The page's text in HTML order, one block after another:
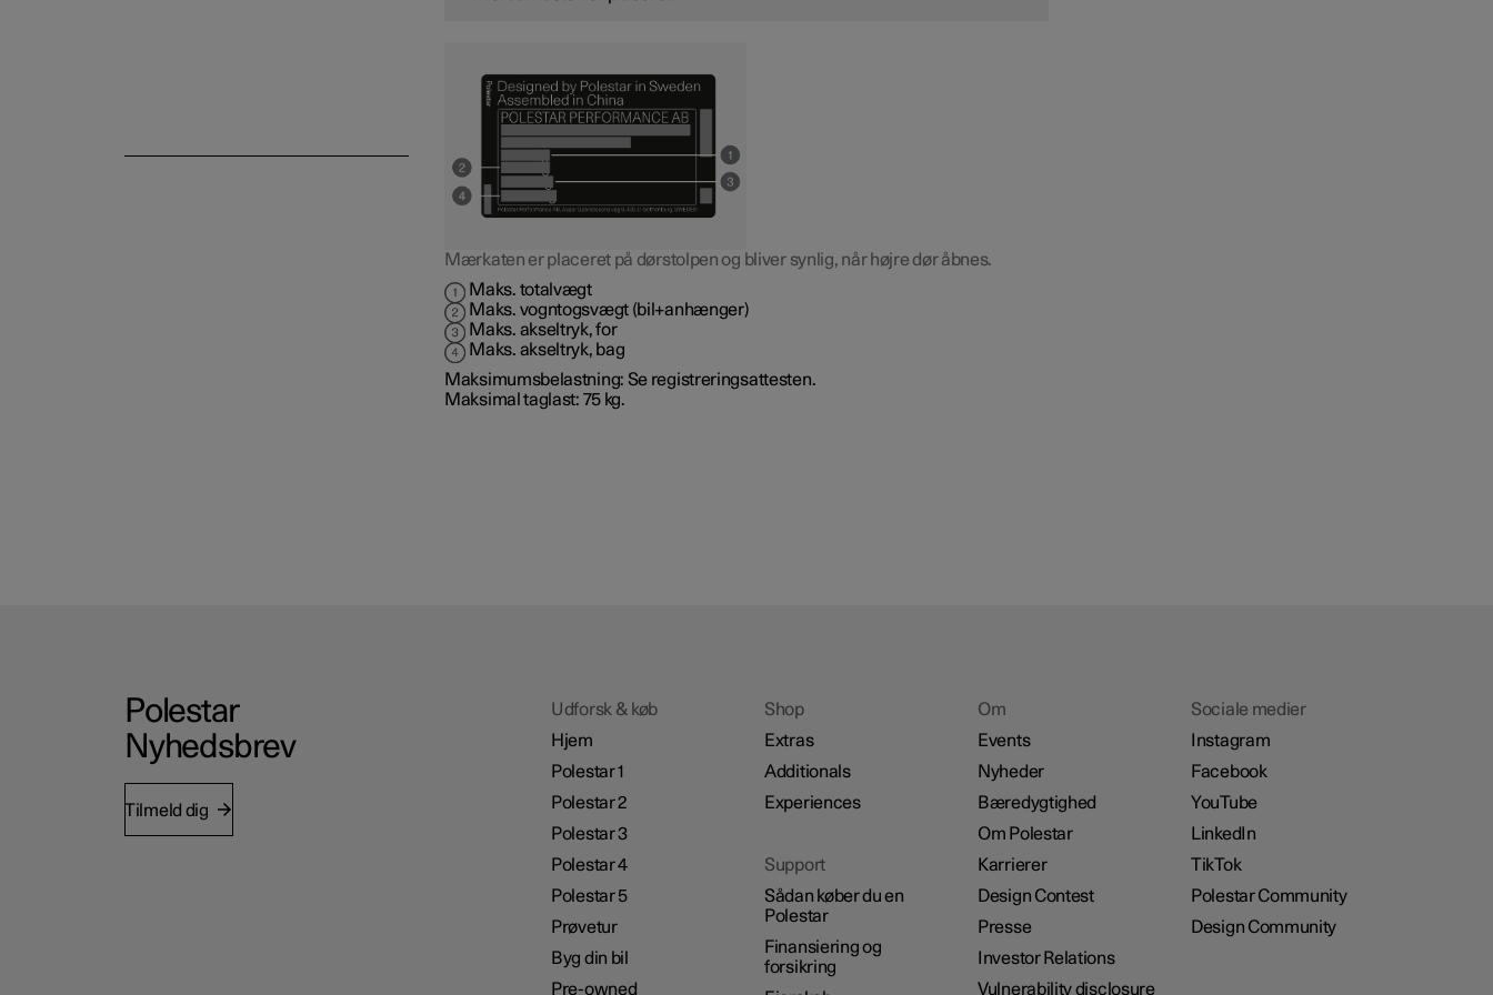
Mærkaten er placeret på dørstolpen og bliver synlig, når højre dør åbnes.
Maks. totalvægt
Maks. vogntogsvægt (bil+anhænger)
Maks. akseltryk, for
Maks. akseltryk, bag
Maksimumsbelastning: Se registreringsattesten.
Maksimal taglast: 75 kg.
Polestar
Nyhedsbrev
Tilmeld dig
Udforsk & køb
Hjem
Polestar 1
Polestar 2
Polestar 3
Polestar 4
Polestar 5
Prøvetur
Byg din bil
Pre-owned
Shop
Extras
Additionals
Experiences
Support
Sådan køber du en
Polestar
Finansiering og
forsikring
Om
Events
Nyheder
Bæredygtighed
Om Polestar
Karrierer
Design Contest
Presse
Investor Relations
Vulnerability disclosure
Sociale medier
Instagram
Facebook
YouTube
LinkedIn
TikTok
Polestar Community
Design Community